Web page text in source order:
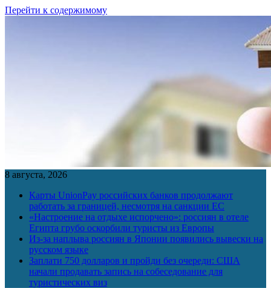
Перейти к содержимому
8 августа, 2026
Карты UnionPay российских банков продолжают
работать за границей, несмотря на санкции ЕС
«Настроение на отдыхе испорчено»: россиян в отеле
Египта грубо оскорбили туристы из Европы
Из-за наплыва россиян в Японии появились вывески на
русском языке
Заплати 750 долларов и пройди без очереди: США
начали продавать запись на собеседование для
туристических виз